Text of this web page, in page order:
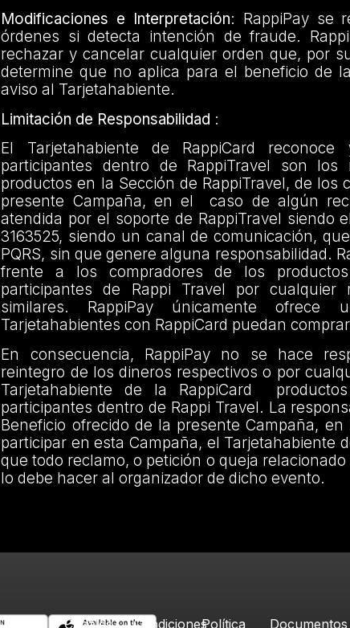
Modificaciones e Interpretación: RappiPay se
órdenes si detecta intención de fraude.
rechazar y cancelar cualquier orden que, por
determine que no aplica para el beneficio de
aviso al Tarjetahabiente.
Limitación de Responsabilidad :
El Tarjetahabiente de RappiCard
participantes dentro de RappiTravel son los
productos en la Sección de RappiTravel, de los
presente Campaña, en el caso de algún
atendida por el soporte de RappiTravel siendo
3163525, siendo un canal de comunicación,
PQRS, sin que genere alguna responsabilidad.
frente a los compradores de los
participantes de Rappi Travel por cualquier
similares. RappiPay únicamente
Tarjetahabientes con RappiCard puedan
En consecuencia, RappiPay no se hace
reintegro de los dineros respectivos o por
Tarjetahabiente de la RappiCard
participantes dentro de Rappi Travel. La
Beneficio ofrecido de la presente Campaña,
participar en esta Campaña, el Tarjetahabiente
que todo reclamo, o petición o queja
lo debe hacer al organizador de dicho evento.
Canales CondicionesPolítica Documentos